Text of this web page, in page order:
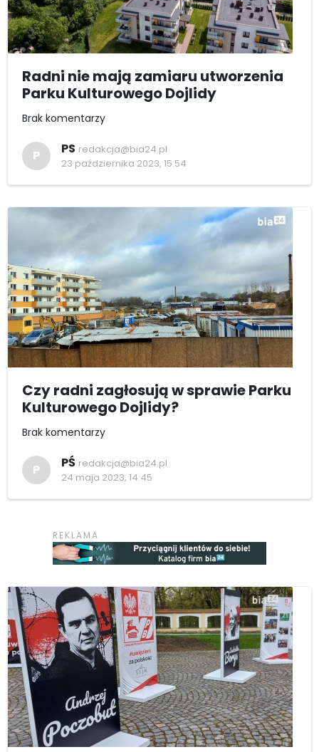
Radni nie mają zamiaru utworzenia
Parku Kulturowego Dojlidy
Brak komentarzy
P PS redakcja@bia24.pl
23 października 2023, 15:54
Czy radni zagłosują w sprawie Parku
Kulturowego Dojlidy?
Brak komentarzy
P PŚ redakcja@bia24.pl
24 maja 2023, 14:45